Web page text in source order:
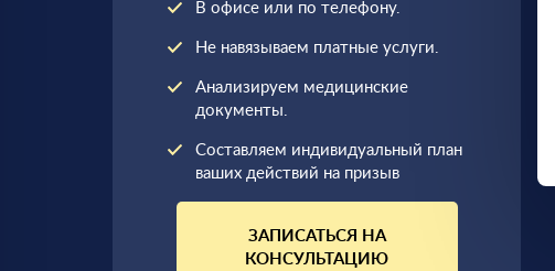
В офисе или по телефону.
Не навязываем платные услуги.
Анализируем медицинские
документы.
Составляем индивидуальный план
ваших действий на призыв
ЗАПИСАТЬСЯ НА
КОНСУЛЬТАЦИЮ